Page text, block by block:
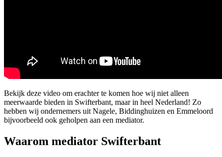
Bekijk deze video om erachter te komen hoe wij niet alleen
meerwaarde bieden in Swifterbant, maar in heel Nederland! Zo
hebben wij ondernemers uit Nagele, Biddinghuizen en Emmeloord
bijvoorbeeld ook geholpen aan een mediator.
Waarom mediator Swifterbant